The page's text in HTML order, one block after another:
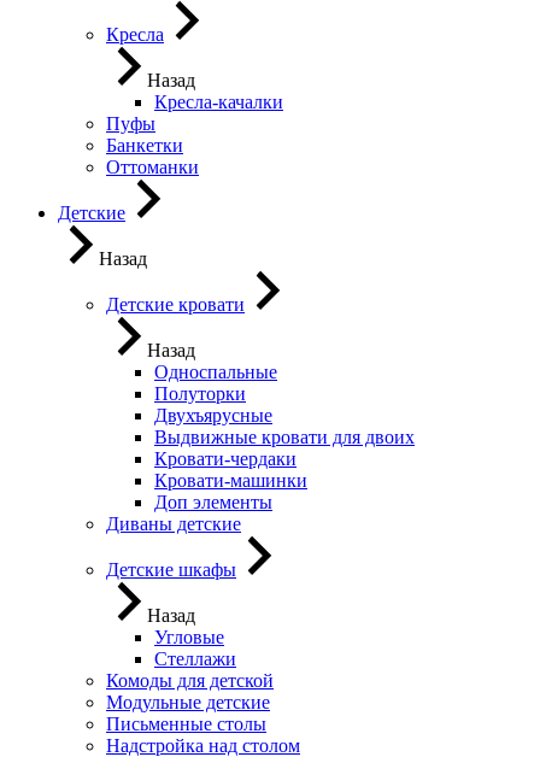
Кресла
Назад
Кресла-качалки
Пуфы
Банкетки
Оттоманки
Детские
Назад
Детские кровати
Назад
Односпальные
Полуторки
Двухъярусные
Выдвижные кровати для двоих
Кровати-чердаки
Кровати-машинки
Доп элементы
Диваны детские
Детские шкафы
Назад
Угловые
Стеллажи
Комоды для детской
Модульные детские
Письменные столы
Надстройка над столом